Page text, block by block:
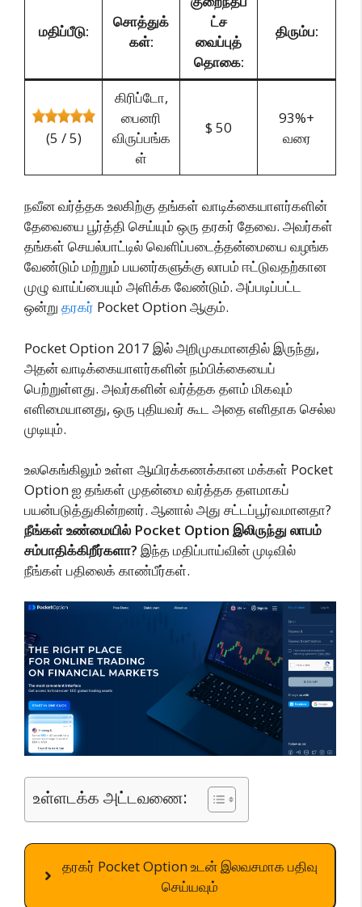
மதிப்பீடு:
சொத்துக்
கள்:
ட்ச
வைப்புத்
தொகை:
திரும்ப:
(5 / 5)
கிரிப்டோ,
பைனரி
விருப்பங்க
ள்
$ 50
93%+
வரை
நவீன வர்த்தக உலகிற்கு தங்கள் வாடிக்கையாளர்களின்
தேவையை பூர்த்தி செய்யும் ஒரு தரகர் தேவை. அவர்கள்
தங்கள் செயல்பாட்டில் வெளிப்படைத்தன்மையை வழங்க
வேண்டும் மற்றும் பயனர்களுக்கு லாபம் ஈட்டுவதற்கான
முழு வாய்ப்பையும் அளிக்க வேண்டும். அப்படிப்பட்ட
ஒன்று தரகர் Pocket Option ஆகும்.
Pocket Option 2017 இல் அறிமுகமானதில் இருந்து,
அதன் வாடிக்கையாளர்களின் நம்பிக்கையைப்
பெற்றுள்ளது. அவர்களின் வர்த்தக தளம் மிகவும்
எளிமையானது, ஒரு புதியவர் கூட அதை எளிதாக செல்ல
முடியும்.
உலகெங்கிலும் உள்ள ஆயிரக்கணக்கான மக்கள் Pocket
Option ஐ தங்கள் முதன்மை வர்த்தக தளமாகப்
பயன்படுத்துகின்றனர். ஆனால் அது சட்டப்பூர்வமானதா?
நீங்கள் உண்மையில் Pocket Option இலிருந்து லாபம்
சம்பாதிக்கிறீர்களா? இந்த மதிப்பாய்வின் முடிவில்
நீங்கள் பதிலைக் காண்பீர்கள்.
உள்ளடக்க அட்டவணை:
தரகர் Pocket Option உடன் இலவசமாக பதிவு
செய்யவும்